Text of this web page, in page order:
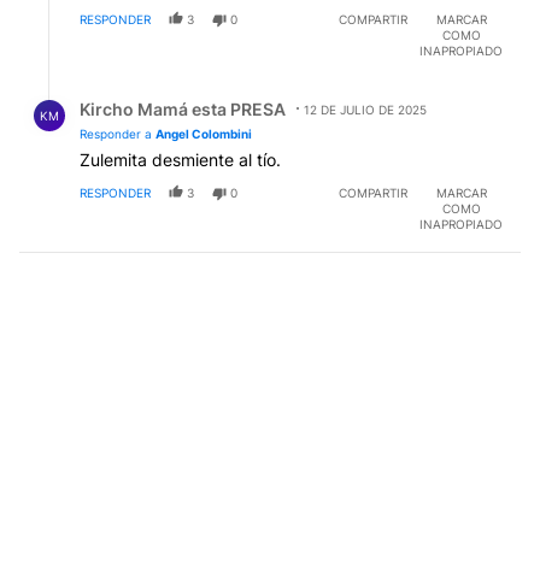
RESPONDER 3 0 COMPARTIR
MARCAR
COMO
INAPROPIADO
KM Kircho Mamá esta PRESA
12 DE JULIO DE 2025
Responder a Angel Colombini
Zulemita desmiente al tío.
RESPONDER 3 0 COMPARTIR
MARCAR
COMO
INAPROPIADO